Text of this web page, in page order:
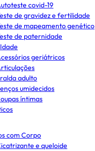
covid-19
de gravidez e fertilidade
de mapeamento genético
de paternidade
geriátricos
adulto
umidecidos
íntimas
com Corpo
e queloide